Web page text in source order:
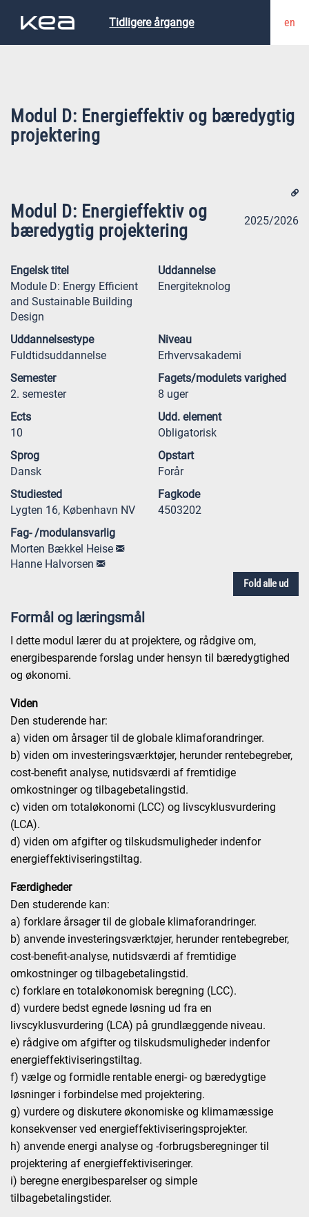
Tidligere årgange en
Modul D: Energieffektiv og bæredygtig
projektering
Modul D: Energieffektiv og
bæredygtig projektering
2025/2026
Engelsk titel
Module D: Energy Efficient
and Sustainable Building
Design
Uddannelse
Energiteknolog
Uddannelsestype
Fuldtidsuddannelse
Niveau
Erhvervsakademi
Semester
2. semester
Fagets/modulets varighed
8 uger
Ects
10
Udd. element
Obligatorisk
Sprog
Dansk
Opstart
Forår
Studiested
Lygten 16, København NV
Fagkode
4503202
Fag- /modulansvarlig
Morten Bækkel Heise
Hanne Halvorsen
Fold alle ud
Formål og læringsmål
I dette modul lærer du at projektere, og rådgive om,
energibesparende forslag under hensyn til bæredygtighed
og økonomi.
Viden
Den studerende har:
a) viden om årsager til de globale klimaforandringer.
b) viden om investeringsværktøjer, herunder rentebegreber,
cost-benefit analyse, nutidsværdi af fremtidige
omkostninger og tilbagebetalingstid.
c) viden om totaløkonomi (LCC) og livscyklusvurdering
(LCA).
d) viden om afgifter og tilskudsmuligheder indenfor
energieffektiviseringstiltag.
Færdigheder
Den studerende kan:
a) forklare årsager til de globale klimaforandringer.
b) anvende investeringsværktøjer, herunder rentebegreber,
cost-benefit-analyse, nutidsværdi af fremtidige
omkostninger og tilbagebetalingstid.
c) forklare en totaløkonomisk beregning (LCC).
d) vurdere bedst egnede løsning ud fra en
livscyklusvurdering (LCA) på grundlæggende niveau.
e) rådgive om afgifter og tilskudsmuligheder indenfor
energieffektiviseringstiltag.
f) vælge og formidle rentable energi- og bæredygtige
løsninger i forbindelse med projektering.
g) vurdere og diskutere økonomiske og klimamæssige
konsekvenser ved energieffektiviseringsprojekter.
h) anvende energi analyse og -forbrugsberegninger til
projektering af energieffektiviseringer.
i) beregne energibesparelser og simple
tilbagebetalingstider.